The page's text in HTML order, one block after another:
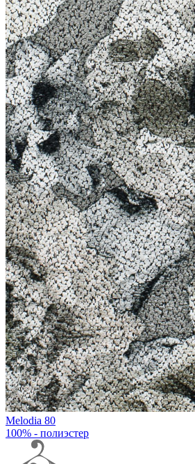
Melodia 80
100% - полиэстер